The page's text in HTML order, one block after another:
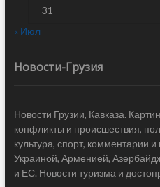
31
« Июл
Новости-Грузия
Новости Грузии, Кавказа.
конфликты и происшествия,
культура, спорт, комментарии
Украиной, Арменией,
и ЕС. Новости туризма и